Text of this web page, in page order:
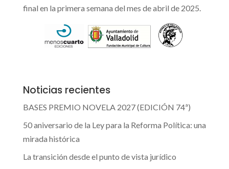
final en la primera semana del mes de abril de 2025.
Noticias recientes
BASES PREMIO NOVELA 2027 (EDICIÓN 74ª)
50 aniversario de la Ley para la Reforma Política: una
mirada histórica
La transición desde el punto de vista jurídico